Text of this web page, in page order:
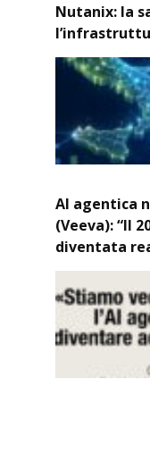
Nutanix: la
AI agentica
(Veeva): “Il
diventata